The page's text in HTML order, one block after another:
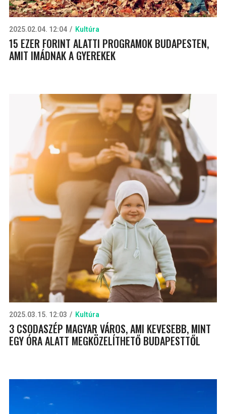
2025.02.04. 12:04 Kultúra
15 EZER FORINT ALATTI PROGRAMOK BUDAPESTEN,
AMIT IMÁDNAK A GYEREKEK
2025.03.15. 12:03 Kultúra
3 CSODASZÉP MAGYAR VÁROS, AMI KEVESEBB, MINT
EGY ÓRA ALATT MEGKÖZELÍTHETŐ BUDAPESTTŐL